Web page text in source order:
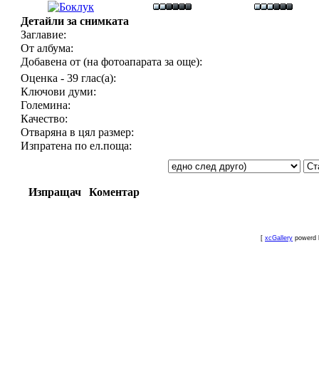
Детайли за снимката
Заглавие:
От албума:
Добавена от (на фотоапарата за още):
Оценка - 39 глас(а):
Ключови думи:
Големина:
Качество:
Отваряна в цял размер:
Изпратена по ел.поща:
Изпращач Коментар
[ xcGallery